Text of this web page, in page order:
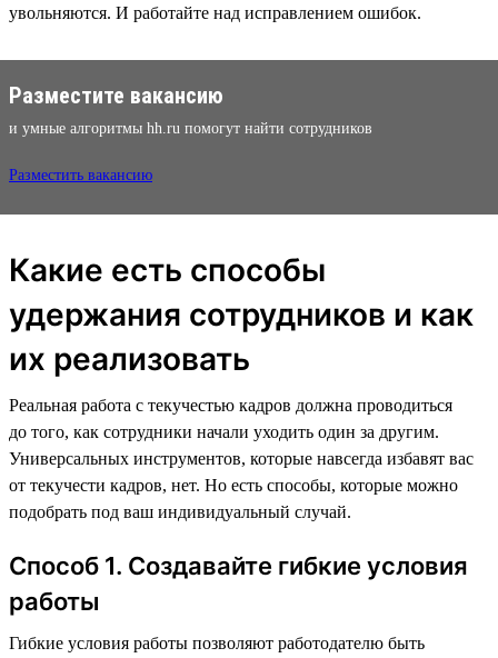
увольняются. И работайте над исправлением ошибок.
Разместите вакансию
и умные алгоритмы hh.ru помогут найти сотрудников
Разместить вакансию
Какие есть способы
удержания сотрудников и как
их реализовать
Реальная работа с текучестью кадров должна проводиться
до того, как сотрудники начали уходить один за другим.
Универсальных инструментов, которые навсегда избавят вас
от текучести кадров, нет. Но есть способы, которые можно
подобрать под ваш индивидуальный случай.
Способ 1. Создавайте гибкие условия
работы
Гибкие условия работы позволяют работодателю быть